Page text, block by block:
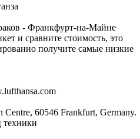
- Франкфурт-на-Майне
и сравните стоимость, это
получите самые низкие
60546 Frankfurt, Germany.
техники